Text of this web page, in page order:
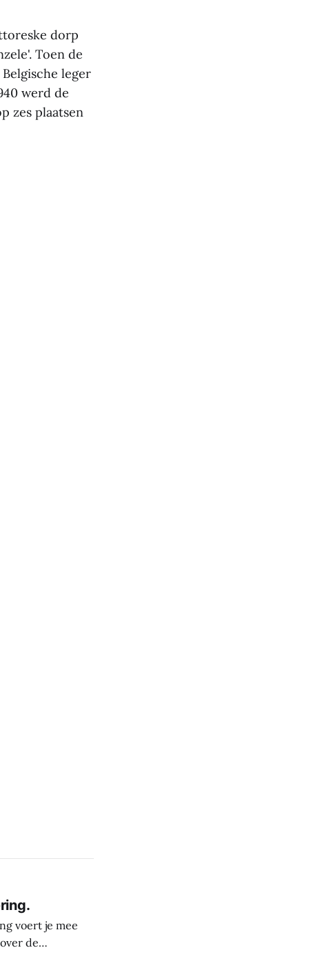
dorp
Toen de
leger
werd de
zes plaatsen
voert je mee
de
plekken in